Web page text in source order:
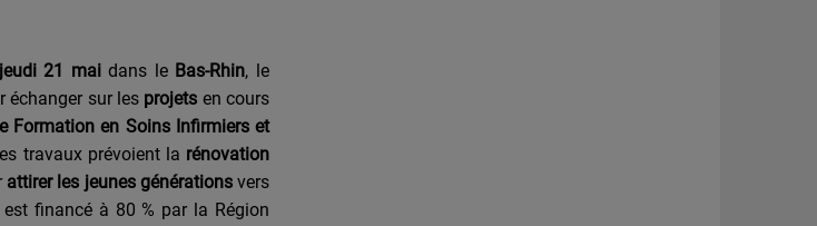
jeudi 21 maidans le Bas-Rhin, le
échanger sur les projets en cours
Formation en Soins Infirmiers et
travaux prévoient la rénovation
attirer les jeunes générationsvers
financé à 80 % par la Région